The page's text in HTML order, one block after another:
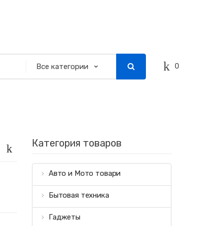
0
Категория товаров
Авто и Мото товари
Бытовая техника
Гаджеты